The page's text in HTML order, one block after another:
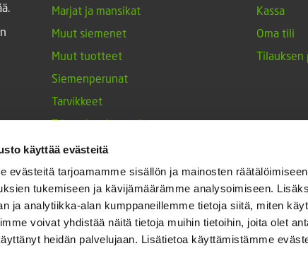
käyttää evästeitä
evästeitä tarjoamamme sisällön ja mainosten
tukemiseen ja kävijämäärämme analysoimiseen.
ja analytiikka-alan kumppaneillemme tietoja siitä, miten
voivat yhdistää näitä tietoja muihin tietoihin, joita olet
heidän palvelujaan. Lisätietoa käyttämistämme
Marjat ja mansikat
Muut siemenet
Muut tuotteet
Siemenperunat
Tarvikkeet
Triumph-tulppaanit
Vihannesten siemenet
Yrtit ja maustekasvit
Kassa
Oma tili